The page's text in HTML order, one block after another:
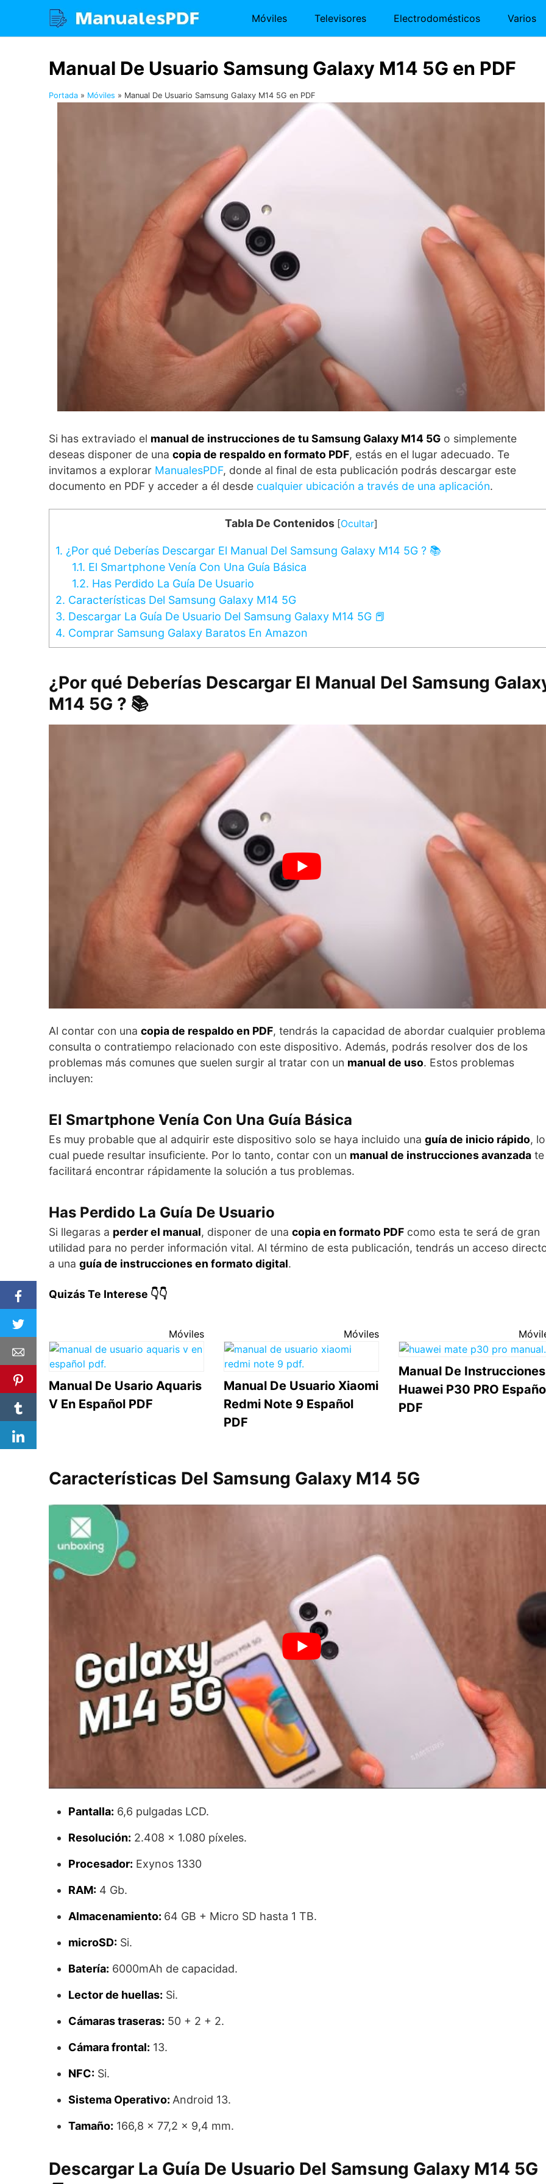
contenido
Móviles Televisores Electrodomésticos Varios
Manual De Usuario Samsung Galaxy M14 5G en PDF
Portada » Móviles » Manual De Usuario Samsung Galaxy M14 5G en PDF
Si has extraviado el manual de instrucciones de tu Samsung Galaxy M14 5G o simplemente
deseas disponer de una copia de respaldo en formato PDF, estás en el lugar adecuado. Te
invitamos a explorar ManualesPDF, donde al final de esta publicación podrás descargar este
documento en PDF y acceder a él desde cualquier ubicación a través de una aplicación.
Tabla De Contenidos [Ocultar]
1. ¿Por qué Deberías Descargar El Manual Del Samsung Galaxy M14 5G ? 📚
1.1. El Smartphone Venía Con Una Guía Básica
1.2. Has Perdido La Guía De Usuario
2. Características Del Samsung Galaxy M14 5G
3. Descargar La Guía De Usuario Del Samsung Galaxy M14 5G 📕
4. Comprar Samsung Galaxy Baratos En Amazon
¿Por qué Deberías Descargar El Manual Del Samsung
M14 5G ? 📚
Al contar con una copia de respaldo en PDF, tendrás la capacidad de abordar cualquier
consulta o contratiempo relacionado con este dispositivo. Además, podrás resolver dos de los
problemas más comunes que suelen surgir al tratar con un manual de uso. Estos problemas
incluyen:
El Smartphone Venía Con Una Guía Básica
Es muy probable que al adquirir este dispositivo solo se haya incluido una guía de inicio rápido, lo
cual puede resultar insuficiente. Por lo tanto, contar con un manual de instrucciones avanzada te
facilitará encontrar rápidamente la solución a tus problemas.
Has Perdido La Guía De Usuario
Si llegaras a perder el manual, disponer de una copia en formato PDF como esta te será de gran
utilidad para no perder información vital. Al término de esta publicación, tendrás un acceso
a una guía de instrucciones en formato digital.
Quizás Te Interese 👇👇
Móviles
Manual De Usario Aquaris
V En Español PDF
Móviles
Manual De Usuario Xiaomi
Redmi Note 9 Español
PDF
Manual De Instrucciones
Huawei P30 PRO
PDF
Características Del Samsung Galaxy M14 5G
Pantalla: 6,6 pulgadas LCD.
Resolución: 2.408 x 1.080 píxeles.
Procesador: Exynos 1330
RAM: 4 Gb.
Almacenamiento: 64 GB + Micro SD hasta 1 TB.
microSD: Si.
Batería: 6000mAh de capacidad.
Lector de huellas: Si.
Cámaras traseras: 50 + 2 + 2.
Cámara frontal: 13.
NFC: Si.
Sistema Operativo: Android 13.
Tamaño: 166,8 x 77,2 x 9,4 mm.
Descargar La Guía De Usuario Del Samsung Galaxy M14 5G